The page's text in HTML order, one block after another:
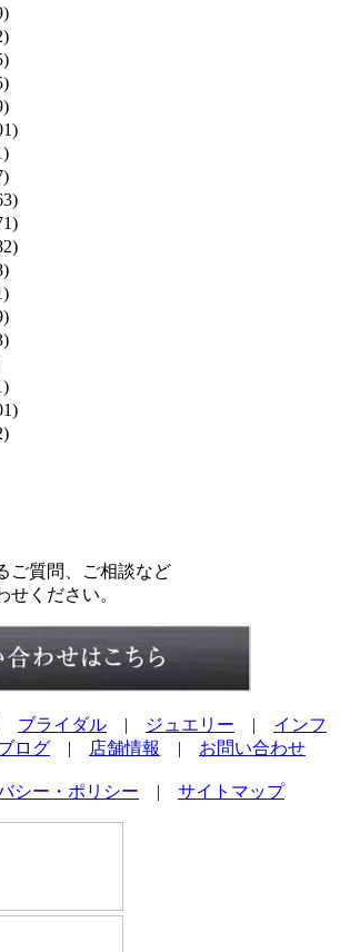
ご質問、ご相談など
せください。
ブライダル | ジュエリー | インフ
ログ | 店舗情報 | お問い合わせ
シー・ポリシー | サイトマップ